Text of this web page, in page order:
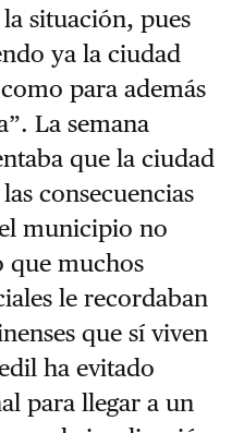
la situación, pues
ya la ciudad
para además
La semana
que la ciudad
consecuencias
municipio no
que muchos
le recordaban
que sí viven
ha evitado
para llegar a un